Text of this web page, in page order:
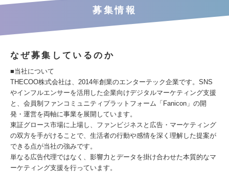
募集情報
なぜ募集しているのか
■当社について
THECOO株式会社は、2014年創業のエンターテック企業です。SNS
やインフルエンサーを活用した企業向けデジタルマーケティング支援
と、会員制ファンコミュニティプラットフォーム「Fanicon」の開
発・運営を両軸に事業を展開しています。
東証グロース市場に上場し、ファンビジネスと広告・マーケティング
の双方を手がけることで、生活者の行動や感情を深く理解した提案が
できる点が当社の強みです。
単なる広告代理ではなく、影響力とデータを掛け合わせた本質的なマ
ーケティング支援を行っています。